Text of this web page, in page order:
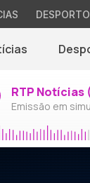
DESPORTO
RTP Notícias
Emissão em